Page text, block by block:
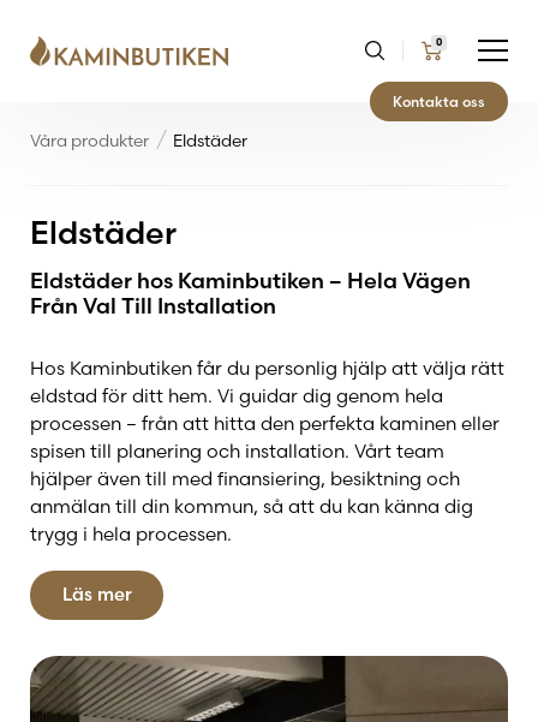
0
Kontakta oss
Våra produkter Eldstäder
Eldstäder
Eldstäder hos Kaminbutiken – Hela Vägen
Från Val Till Installation
Hos Kaminbutiken får du personlig hjälp att välja rätt
eldstad för ditt hem. Vi guidar dig genom hela
processen – från att hitta den perfekta kaminen eller
spisen till planering och installation. Vårt team
hjälper även till med finansiering, besiktning och
anmälan till din kommun, så att du kan känna dig
trygg i hela processen.
Oavsett om du söker en modern braskamin, en
traditionell vedspis eller en funktionell öppenspis, är
vi här för att göra installationen enkel och smidig.
Låt oss hjälpa dig att förvandla ditt hem med värme
och stil.
Läs mer